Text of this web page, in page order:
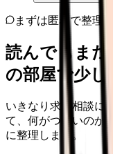
まずは匿名で整理
読んでもま
の部屋で少し
いきなり求人相談に
て、何がつらいのか
に整理します。